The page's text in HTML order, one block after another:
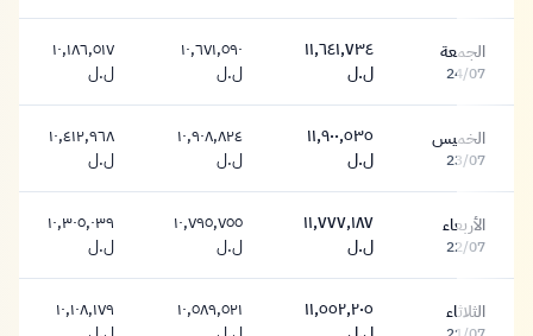
الجمعة
24/07 ١١,٦٤١,٧٣٤ ليرة
١١,٦٤١,٧٣٤
ل.ل
١٠,٦٧١,٥٩٠ ليرة
١٠,٦٧١,٥٩٠
ل.ل
١٠,١٨٦,٥١٧ ليرة
١٠,١٨٦,٥١٧
ل.ل
الخميس
23/07 ١١,٩٠٠,٥٣٥ ليرة
١١,٩٠٠,٥٣٥
ل.ل
١٠,٩٠٨,٨٢٤ ليرة
١٠,٩٠٨,٨٢٤
ل.ل
١٠,٤١٢,٩٦٨ ليرة
١٠,٤١٢,٩٦٨
ل.ل
الأربعاء
22/07 ١١,٧٧٧,١٨٧ ليرة
١١,٧٧٧,١٨٧
ل.ل
١٠,٧٩٥,٧٥٥ ليرة
١٠,٧٩٥,٧٥٥
ل.ل
١٠,٣٠٥,٠٣٩ ليرة
١٠,٣٠٥,٠٣٩
ل.ل
الثلاثاء
١١,٥٥٢,٢٠٥
١٠,٥٨٩,٥٢١
١٠,١٠٨,١٧٩